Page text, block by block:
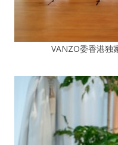
VANZO委香港独